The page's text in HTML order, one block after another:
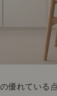
の優れている